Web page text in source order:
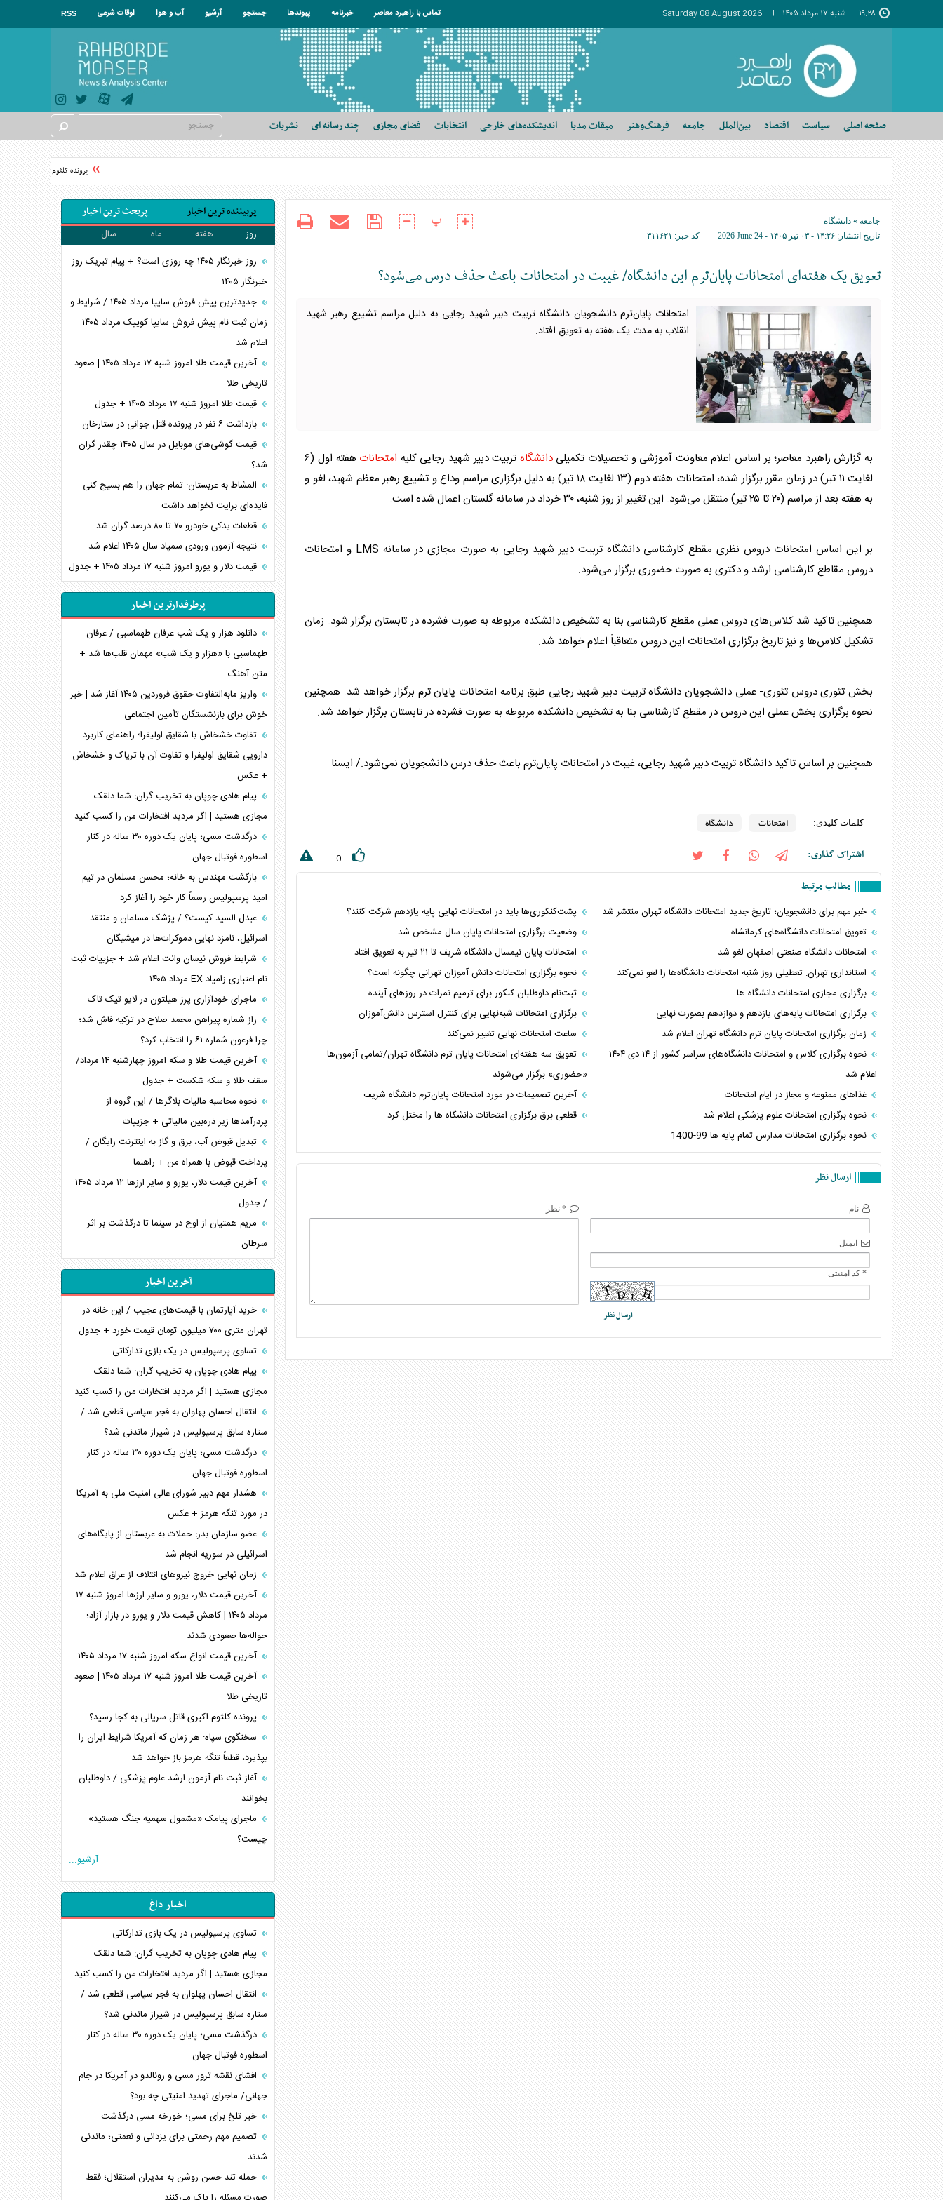
۱۹:۲۸ شنبه ۱۷ مرداد ۱۴۰۵ Saturday 08 August 2026 تماس با راهبرد معاصر خبرنامه پیوندها جستجو آرشیو آب و هوا اوقات شرعی RSS
صفحه اصلی سیاست اقتصاد بین‌الملل جامعه فرهنگ‌وهنر میقات مدیا اندیشکده‌های خارجی انتخابات فضای مجازی چند رسانه ای نشریات
پرونده کلثوم اکبری قاتل
جامعه » دانشگاه
تاریخ انتشار: ۱۴:۲۶ - ۰۳ تير ۱۴۰۵ - 2026 June 24 کد خبر: ۳۱۱۶۲۱
پ
تعویق یک هفته‌ای امتحانات پایان‌ترم این دانشگاه/ غیبت در امتحانات باعث حذف درس می‌شود؟
امتحانات پایان‌ترم دانشجویان دانشگاه تربیت دبیر شهید رجایی به دلیل مراسم تشییع رهبر شهید
انقلاب به مدت یک هفته به تعویق افتاد.
به گزارش راهبرد معاصر؛ بر اساس اعلام معاونت آموزشی و تحصیلات تکمیلیدانشگاه تربیت دبیر شهید رجایی کلیه امتحانات
هفته اول (۶
لغایت ۱۱ تیر) در زمان مقرر برگزار شده،
امتحانات
هفته دوم (۱۳ لغایت ۱۸ تیر) به دلیل برگزاری مراسم وداع و تشییع رهبر معظم شهید، لغو و
به هفته بعد از مراسم (۲۰ تا ۲۵ تیر) منتقل می‌شود. این تغییر از روز شنبه، ۳۰ خرداد در سامانه گلستان اعمال شده است.
بر این اساس امتحانات دروس نظری مقطع کارشناسیدانشگاه تربیت دبیر شهید رجایی به صورت مجازی در سامانه LMS و
امتحانات
دروس مقاطع کارشناسی ارشد و دکتری به صورت حضوری برگزار می‌شود.
همچنین تاکید شد کلاس‌های دروس عملی مقطع کارشناسی بنا به تشخیص دانشکده مربوطه به صورت فشرده در تابستان برگزار شود. زمان
تشکیل کلاس‌ها و نیز تاریخ برگزاری امتحانات این دروس متعاقباً اعلام خواهد شد.
بخش تئوری دروس تئوری- عملی دانشجویان دانشگاهتربیت دبیر شهید رجایی طبق برنامه امتحانات پایان ترم برگزار خواهد شد. همچنین
نحوه برگزاری بخش عملی این دروس در مقطع کارشناسی بنا به تشخیص دانشکده مربوطه به صورت فشرده در تابستان برگزار خواهد شد.
همچنین بر اساس تاکید دانشگاهتربیت دبیر شهید رجایی، غیبت در امتحانات پایان‌ترم باعث حذف درس دانشجویان نمی‌شود./ ایسنا
کلمات کلیدی: امتحانات دانشگاه
اشتراک گذاری: 0
مطالب مرتبط
خبر مهم برای دانشجویان؛ تاریخ جدید امتحانات دانشگاه تهران منتشر شد
پشت‌کنکوری‌ها باید در امتحانات نهایی پایه یازدهم شرکت کنند؟
تعویق امتحانات دانشگاه‌های کرمانشاه
وضعیت برگزاری امتحانات پایان سال مشخص شد
امتحانات دانشگاه صنعتی اصفهان لغو شد
امتحانات پایان نیمسال دانشگاه شریف تا ۲۱ تیر به تعویق افتاد
استانداری تهران: تعطیلی روز شنبه امتحانات دانشگاه‌ها را لغو نمی‌کند
نحوه برگزاری امتحانات دانش آموزان تهرانی چگونه است؟
برگزاری مجازی امتحانات دانشگاه ها
ثبت‌نام داوطلبان کنکور برای ترمیم نمرات در روزهای آینده
برگزاری امتحانات پایه‌های یازدهم و دوازدهم بصورت نهایی
برگزاری امتحانات شبه‌نهایی برای کنترل استرس دانش‌آموزان
زمان برگزاری امتحانات پایان ترم دانشگاه تهران اعلام شد
ساعت امتحانات نهایی تغییر نمی‌کند
نحوه برگزاری کلاس و امتحانات دانشگاه‌های سراسر کشور از ۱۴ دی ۱۴۰۴
اعلام شد
تعویق سه هفته‌ای امتحانات پایان ترم دانشگاه تهران/تمامی آزمون‌ها
«حضوری» برگزار می‌شوند
غذاهای ممنوعه و مجاز در ایام امتحانات
آخرین تصمیمات در مورد امتحانات پایان‌ترم دانشگاه شریف
نحوه برگزاری امتحانات علوم پزشکی اعلام شد
قطعی برق برگزاری امتحانات دانشگاه ها را مختل کرد
نحوه برگزاری امتحانات مدارس تمام پایه ها 99-1400
ارسال نظر
نام
ایمیل
* کد امنیتی
* نظر
پربیننده ترین اخبار پربحث ترین اخبار
روز هفته ماه
سال
روز خبرنگار ۱۴۰۵ چه روزی است؟ + پیام تبریک روز
خبرنگار ۱۴۰۵
جدیدترین پیش فروش سایپا مرداد ۱۴۰۵ / شرایط و
زمان ثبت نام پیش فروش سایپا کوییک مرداد ۱۴۰۵
اعلام شد
آخرین قیمت طلا امروز شنبه ۱۷ مرداد ۱۴۰۵ | صعود
تاریخی طلا
قیمت طلا امروز شنبه ۱۷ مرداد ۱۴۰۵ + جدول
بازداشت ۶ نفر در پرونده قتل جوانی در ستارخان
قیمت گوشی‌های موبایل در سال ۱۴۰۵ چقدر گران
شد؟
المشاط به عربستان: تمام جهان را هم بسیج کنی
فایده‌ای برایت نخواهد داشت
قطعات یدکی خودرو ۷۰ تا ۸۰ درصد گران شد
نتیجه آزمون ورودی سمپاد سال ۱۴۰۵ اعلام شد
قیمت دلار و یورو امروز شنبه ۱۷ مرداد ۱۴۰۵ + جدول
پرطرفدارترین اخبار
دانلود هزار و یک شب عرفان طهماسبی / عرفان
طهماسبی با «هزار و یک شب» مهمان قلب‌ها شد +
متن آهنگ
واریز مابه‌التفاوت حقوق فروردین ۱۴۰۵ آغاز شد | خبر
خوش برای بازنشستگان تأمین اجتماعی
تفاوت خشخاش با شقایق اولیفرا؛ راهنمای کاربرد
دارویی شقایق اولیفرا و تفاوت آن با تریاک و خشخاش
+ عکس
پیام هادی چوپان به تخریب گران: شما دلقک
مجازی هستید | اگر مردید افتخارات من را کسب کنید
درگذشت مسی؛ پایان یک دوره ۳۰ ساله در کنار
اسطوره فوتبال جهان
بازگشت مهندس به خانه؛ محسن مسلمان در تیم
امید پرسپولیس رسماً کار خود را آغاز کرد
عبدل السید کیست؟ / پزشک مسلمان و منتقد
اسرائیل، نامزد نهایی دموکرات‌ها در میشیگان
شرایط فروش نیسان وانت اعلام شد + جزییات ثبت
نام اعتباری زامیاد EX مرداد ۱۴۰۵
ماجرای خودآزاری پرز هیلتون در لایو تیک تاک
راز شماره پیراهن محمد صلاح در ترکیه فاش شد؛
چرا فرعون شماره ۶۱ را انتخاب کرد؟
آخرین قیمت طلا و سکه امروز چهارشنبه ۱۴ مرداد/
سقف طلا و سکه شکست + جدول
نحوه محاسبه مالیات بلاگر‌ها / این گروه از
پردرآمد‌ها زیر ذره‌بین مالیاتی + جزییات
تبدیل قبوض آب، برق و گاز به اینترنت رایگان /
پرداخت قبوض با همراه من + راهنما
آخرین قیمت دلار، یورو و سایر ارز‌ها ۱۲ مرداد ۱۴۰۵
/ جدول
مریم همتیان از اوج در سینما تا درگذشت بر اثر
سرطان
آخرین اخبار
خرید آپارتمان با قیمت‌های عجیب / این خانه در
تهران متری ۷۰۰ میلیون تومان قیمت خورد + جدول
تساوی پرسپولیس در یک بازی تدارکاتی
پیام هادی چوپان به تخریب گران: شما دلقک
مجازی هستید | اگر مردید افتخارات من را کسب کنید
انتقال احسان پهلوان به فجر سپاسی قطعی شد /
ستاره سابق پرسپولیس در شیراز ماندنی شد؟
درگذشت مسی؛ پایان یک دوره ۳۰ ساله در کنار
اسطوره فوتبال جهان
هشدار مهم دبیر شورای عالی امنیت ملی به آمریکا
در مورد تنگه هرمز + عکس
عضو سازمان بدر: حملات به عربستان از پایگاه‌های
اسرائیلی در سوریه انجام شد
زمان نهایی خروج نیرو‌های ائتلاف از عراق اعلام شد
آخرین قیمت دلار، یورو و سایر ارز‌ها امروز شنبه ۱۷
مرداد ۱۴۰۵ | کاهش قیمت دلار و یورو در بازار آزاد؛
حواله‌ها صعودی شدند
آخرین قیمت انواع سکه امروز شنبه ۱۷ مرداد ۱۴۰۵
آخرین قیمت طلا امروز شنبه ۱۷ مرداد ۱۴۰۵ | صعود
تاریخی طلا
پرونده کلثوم اکبری قاتل سریالی به کجا رسید؟
سخنگوی سپاه: هر زمان که آمریکا شرایط ایران را
بپذیرد، قطعاً تنگه هرمز باز خواهد شد
آغاز ثبت نام آزمون ارشد علوم پزشکی / داوطلبان
بخوانند
ماجرای پیامک «مشمول سهمیه جنگ هستید»
چیست؟
آرشیو...
اخبار داغ
تساوی پرسپولیس در یک بازی تدارکاتی
پیام هادی چوپان به تخریب گران: شما دلقک
مجازی هستید | اگر مردید افتخارات من را کسب کنید
انتقال احسان پهلوان به فجر سپاسی قطعی شد /
ستاره سابق پرسپولیس در شیراز ماندنی شد؟
درگذشت مسی؛ پایان یک دوره ۳۰ ساله در کنار
اسطوره فوتبال جهان
افشای نقشه ترور مسی و رونالدو در آمریکا در جام
جهانی/ ماجرای تهدید امنیتی چه بود؟
خبر تلخ برای مسی؛ خورخه مسی درگذشت
تصمیم مهم رحمتی برای یزدانی و نعمتی؛ ماندنی
شدند
حمله تند حسن روشن به مدیران استقلال؛ فقط